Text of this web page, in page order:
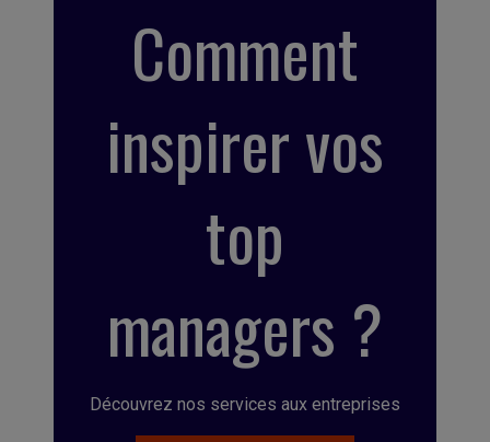
Comment
inspirer vos
top
managers ?
Découvrez nos services aux entreprises